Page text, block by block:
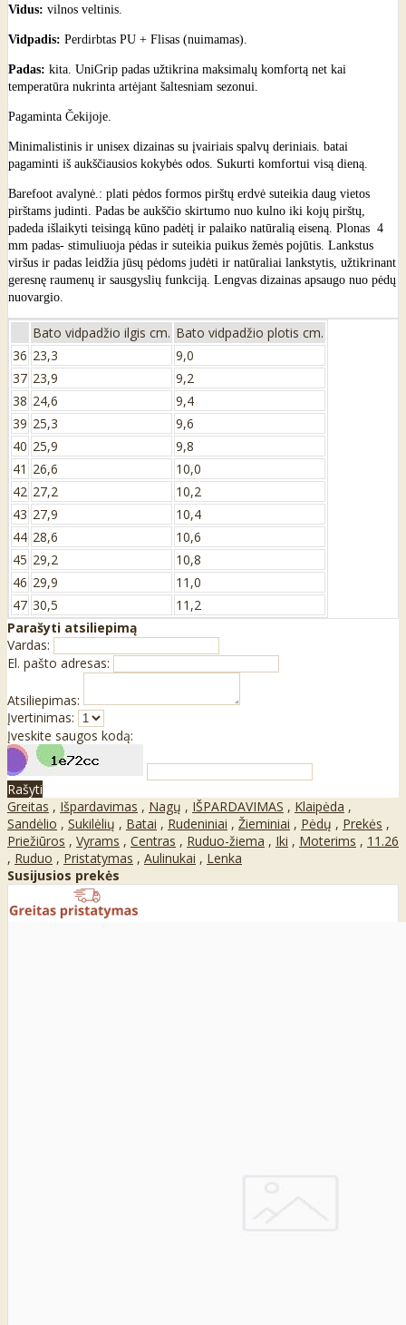
Vidus: vilnos veltinis.
Vidpadis: Perdirbtas PU + Flisas (nuimamas).
Padas: kita. UniGrip padas užtikrina maksimalų komfortą net kai
temperatūra nukrinta artėjant šaltesniam sezonui.
Pagaminta Čekijoje.
Minimalistinis ir unisex dizainas su įvairiais spalvų deriniais. batai
pagaminti iš aukščiausios kokybės odos. Sukurti komfortui visą dieną.
Barefoot avalynė.: plati pėdos formos pirštų erdvė suteikia daug vietos
pirštams judinti. Padas be aukščio skirtumo nuo kulno iki kojų pirštų,
padeda išlaikyti teisingą kūno padėtį ir palaiko natūralią eiseną. Plonas 4
mm padas- stimuliuoja pėdas ir suteikia puikus žemės pojūtis. Lankstus
viršus ir padas leidžia jūsų pėdoms judėti ir natūraliai lankstytis, užtikrinant
geresnę raumenų ir sausgyslių funkciją. Lengvas dizainas apsaugo nuo pėdų
nuovargio.
Bato vidpadžio ilgis cm. Bato vidpadžio plotis cm.
36 23,3
9,0
37 23,9
9,2
38 24,6
9,4
39 25,3
9,6
40 25,9
9,8
41 26,6
10,0
42 27,2
10,2
43 27,9
10,4
44 28,6
10,6
45 29,2
10,8
46 29,9
11,0
47 30,5
11,2
Parašyti atsiliepimą
Vardas:
El. pašto adresas:
Atsiliepimas:
Įvertinimas:
Įveskite saugos kodą:
Rašyti
Greitas , Išpardavimas , Nagų , IŠPARDAVIMAS , Klaipėda ,
Sandėlio , Sukilėlių , Batai , Rudeniniai , Žieminiai , Pėdų , Prekės ,
Priežiūros , Vyrams , Centras , Ruduo-žiema , Iki , Moterims , 11.26
, Ruduo , Pristatymas , Aulinukai , Lenka
Susijusios prekės